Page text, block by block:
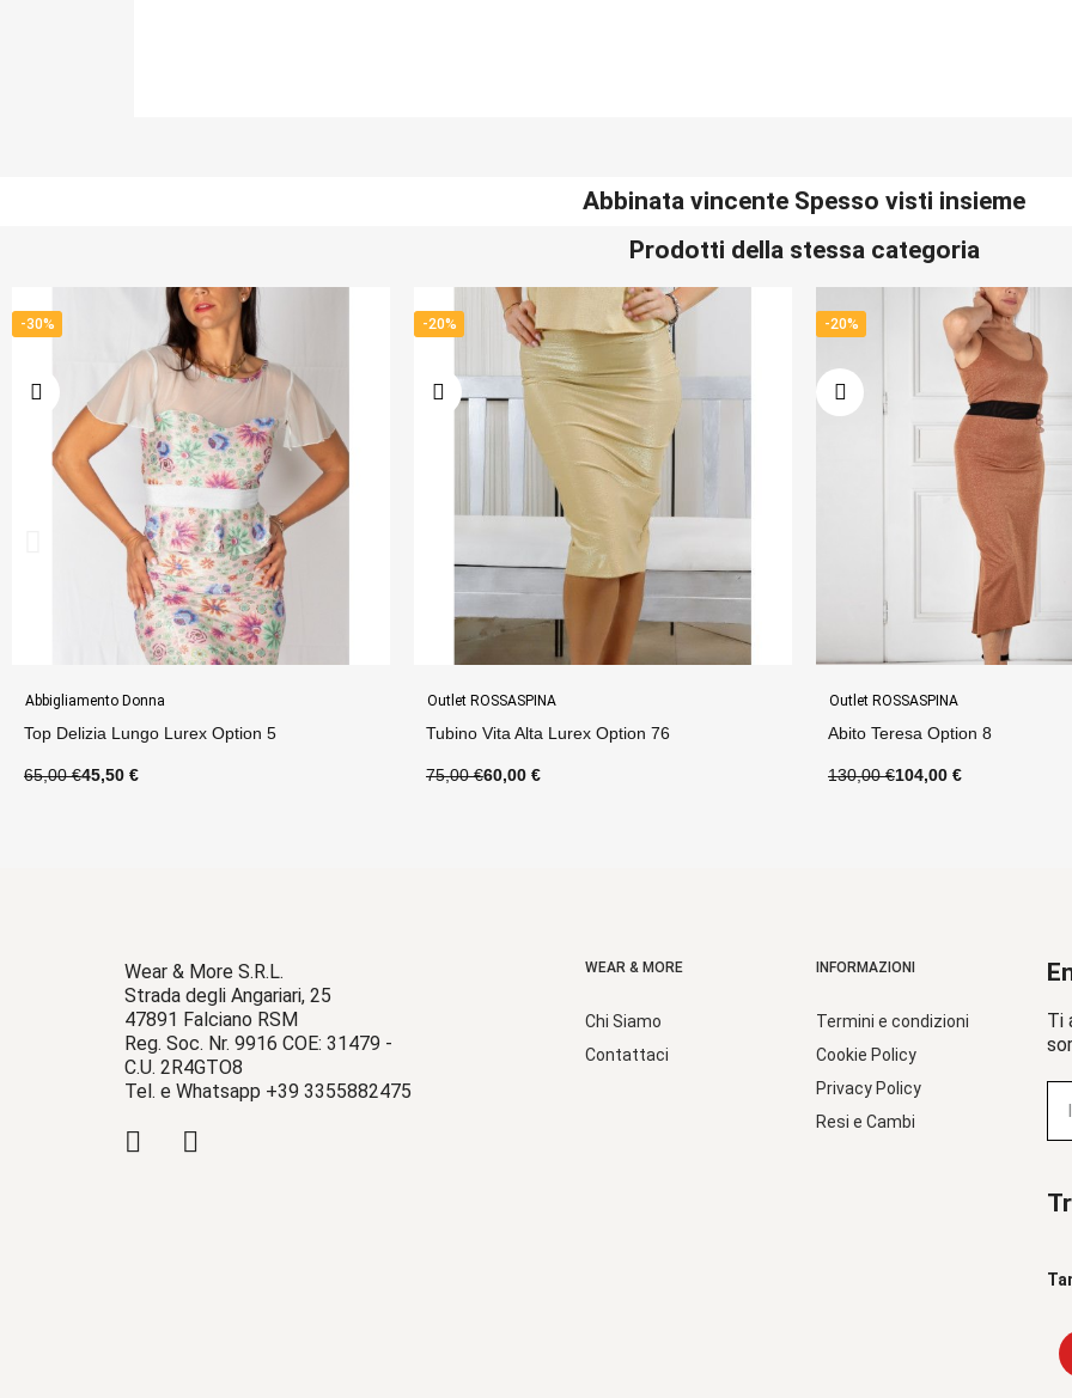
Abbinata vincente Spesso visti insieme
Prodotti della stessa categoria
-20%
Outlet ROSSASPINA
Tubino Vita Alta Lurex Option 76
75,00 €60,00 €
-20%
Outlet ROSSASPINA
Abito Teresa Option 8
130,00 €104,00 €
-20%
Outlet ROSSASPINA
Top Napoli 2 Option 300
65,00 €52,00 €
Wear & More S.R.L.
Strada degli Angariari, 25
47891 Falciano RSM
Reg. Soc. Nr. 9916 COE: 31479 -
C.U. 2R4GTO8
Tel. e Whatsapp +39 3355882475
WEAR & MORE
Chi Siamo
Contattaci
INFORMAZIONI
Termini e condizioni
Cookie Policy
Privacy Policy
Resi e Cambi
Ti